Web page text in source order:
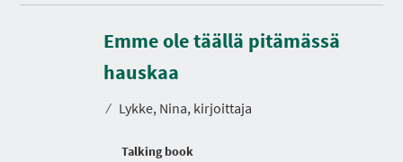
Emme ole täällä pitämässä
hauskaa
⁄ Lykke, Nina, kirjoittaja
Talking book
D
u
r
a
i